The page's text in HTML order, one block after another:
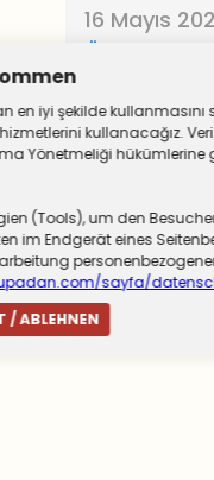
16 Mayıs
Önceki
en iyi şekilde
kullanacağız.
Yönetmeliği
(Tools), um den
im Endgerät eines
sayfa/
/ ABLEHNEN